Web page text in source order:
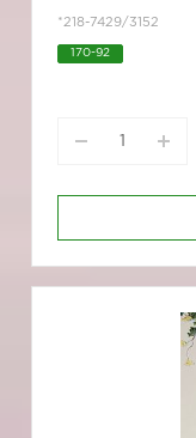
*218-7429/3152
170-92